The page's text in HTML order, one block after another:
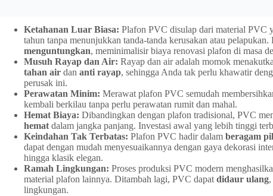
Ketahanan Luar Biasa: Plafon PVC disulap dari material PVC
tahun tanpa menunjukkan tanda-tanda kerusakan atau
menguntungkan, meminimalisir biaya renovasi plafon di masa
Musuh Rayap dan Air: Rayap dan air adalah momok
tahan air dan anti rayap, sehingga Anda tak perlu khawatir
perusak ini.
Perawatan Minim: Merawat plafon PVC semudah
kembali berkilau tanpa perlu perawatan rumit dan mahal.
Hemat Biaya: Dibandingkan dengan plafon tradisional, PVC
hemat dalam jangka panjang. Investasi awal yang lebih tinggi
Keindahan Tak Terbatas: Plafon PVC hadir dalam beragam
dapat dengan mudah menyesuaikannya dengan gaya dekorasi
hingga klasik elegan.
Ramah Lingkungan: Proses produksi PVC modern
material plafon lainnya. Ditambah lagi, PVC dapat didaur ulang
lingkungan.